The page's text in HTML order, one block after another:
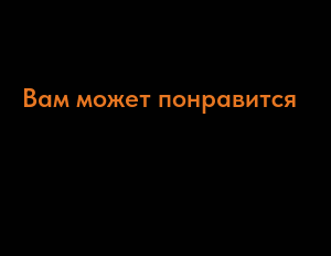
Вам может понравится